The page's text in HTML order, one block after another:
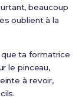
beaucoup
oublient à la
ta formatrice
le pinceau,
à revoir,